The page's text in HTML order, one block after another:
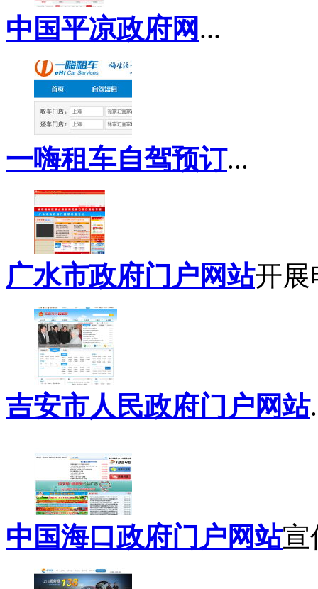
中国平凉政府网 ...
一嗨租车自驾预订...
广水市政府门户网站开展
吉安市人民政府门户网站
中国海口政府门户网站宣